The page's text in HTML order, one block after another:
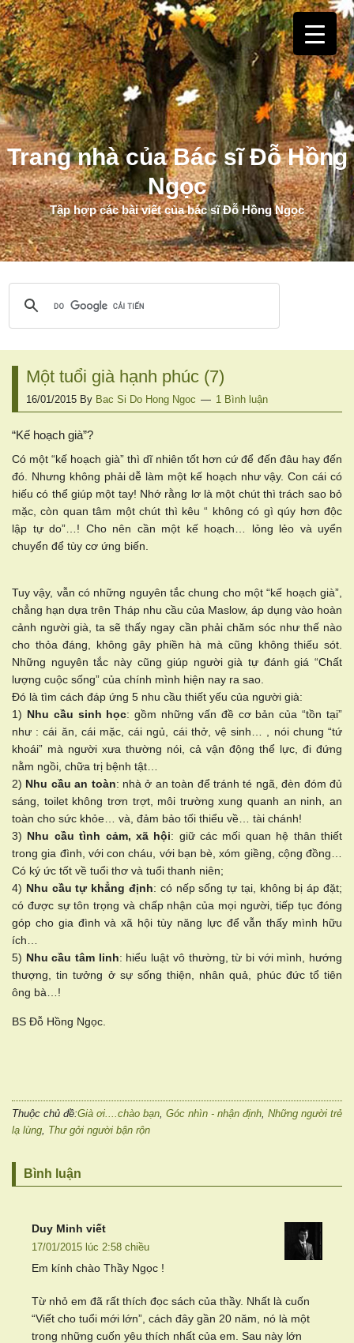
Trang nhà của Bác sĩ Đỗ Hồng
Ngọc
Tập hợp các bài viết của bác sĩ Đỗ Hồng Ngọc
Một tuổi già hạnh phúc (7)
16/01/2015 By Bac Si Do Hong Ngoc 1 Bình luận
“Kế hoạch già”?
Có một “kế hoạch già” thì dĩ nhiên tốt hơn cứ để đến đâu hay đến
đó. Nhưng không phải dễ làm một kế hoạch như vậy. Con cái có
hiếu có thể giúp một tay! Nhớ rằng lơ là một chút thì trách sao bỏ
mặc, còn quan tâm một chút thì kêu “ không có gì qúy hơn độc
lập tự do”…! Cho nên cần một kế hoạch… lỏng lẻo và uyển
chuyển để tùy cơ ứng biến.
Tuy vậy, vẫn có những nguyên tắc chung cho một “kế hoạch già”,
chẳng hạn dựa trên Tháp nhu cầu của Maslow, áp dụng vào hoàn
cảnh người già, ta sẽ thấy ngay cần phải chăm sóc như thế nào
cho thỏa đáng, không gây phiền hà mà cũng không thiếu sót.
Những nguyên tắc này cũng giúp người già tự đánh giá “Chất
lượng cuộc sống” của chính mình hiện nay ra sao.
Đó là tìm cách đáp ứng 5 nhu cầu thiết yếu của người già:
1) Nhu cầu sinh học: gồm những vấn đề cơ bản của “tồn tại”
như : cái ăn, cái mặc, cái ngủ, cái thở, vệ sinh… , nói chung “tứ
khoái” mà người xưa thường nói, cả vận động thể lực, đi đứng
nằm ngồi, chữa trị bệnh tật…
2) Nhu cầu an toàn: nhà ở an toàn để tránh té ngã, đèn đóm đủ
sáng, toilet không trơn trợt, môi trường xung quanh an ninh, an
toàn cho sức khỏe… và, đảm bảo tối thiểu về… tài chánh!
3) Nhu cầu tình cảm, xã hội: giữ các mối quan hệ thân thiết
trong gia đình, với con cháu, với bạn bè, xóm giềng, cộng đồng…
Có ký ức tốt về tuổi thơ và tuổi thanh niên;
4) Nhu cầu tự khẳng định: có nếp sống tự tại, không bị áp đặt;
có được sự tôn trọng và chấp nhận của mọi người, tiếp tục đóng
góp cho gia đình và xã hội tùy năng lực để vẫn thấy mình hữu
ích…
5) Nhu cầu tâm linh: hiểu luật vô thường, từ bi với mình, hướng
thượng, tin tưởng ở sự sống thiện, nhân quả, phúc đức tổ tiên
ông bà…!
BS Đỗ Hồng Ngọc.
Thuộc chủ đề:Già ơi....chào bạn, Góc nhìn - nhận định, Những người trẻ
lạ lùng, Thư gởi người bận rộn
Bình luận
Duy Minh viết
17/01/2015 lúc 2:58 chiều
Em kính chào Thầy Ngọc !
Từ nhỏ em đã rất thích đọc sách của thầy. Nhất là cuốn
“Viết cho tuổi mới lớn”, cách đây gần 20 năm, nó là một
trong những cuốn yêu thích nhất của em. Sau này lớn